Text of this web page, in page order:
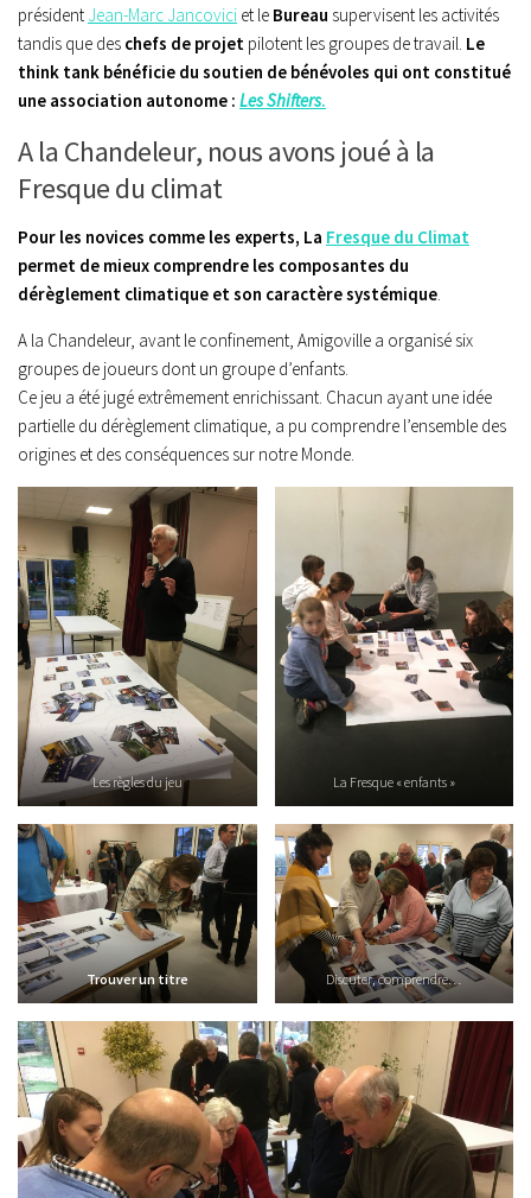
président Jean-Marc Jancovici et le Bureau supervisent les activités
tandis que des chefs de projet pilotent les groupes de travail. Le
think tank bénéficie du soutien de bénévoles qui ont constitué
une association autonome : Les Shifters.
A la Chandeleur, nous avons joué à la
Fresque du climat
Pour les novices comme les experts, La Fresque du Climat
permet de mieux comprendre les composantes du
dérèglement climatique et son caractère systémique.
A la Chandeleur, avant le confinement, Amigoville a organisé six
groupes de joueurs dont un groupe d’enfants.
Ce jeu a été jugé extrêmement enrichissant. Chacun ayant une idée
partielle du dérèglement climatique, a pu comprendre l’ensemble des
origines et des conséquences sur notre Monde.
Les règles du jeu La Fresque « enfants »
Trouver un titre Discuter, comprendre…